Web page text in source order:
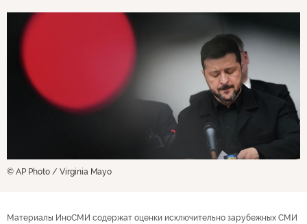
© AP Photo / Virginia Mayo
Материалы ИноСМИ содержат оценки исключительно зарубежных СМИ